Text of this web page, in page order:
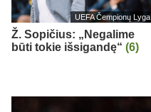
UEFA Čempionų Lyga
Ž. Sopičius: „Negalime
būti tokie išsigandę“ (6)